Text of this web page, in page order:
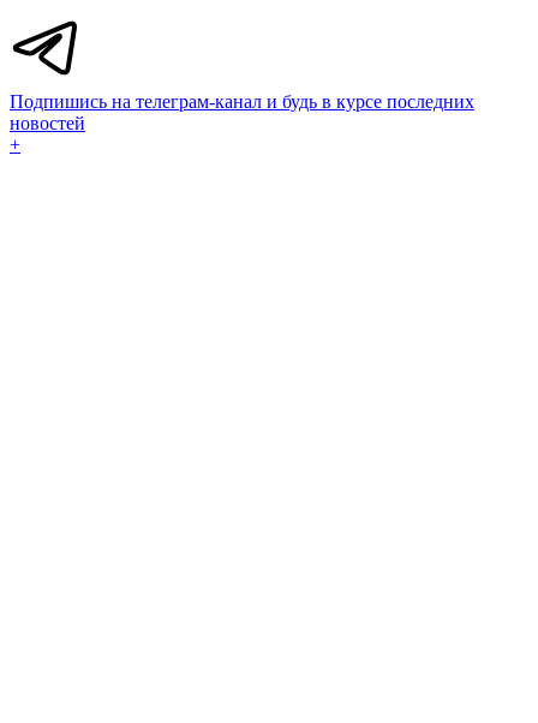
Подпишись на телеграм-канал и будь в курсе последних
новостей
+